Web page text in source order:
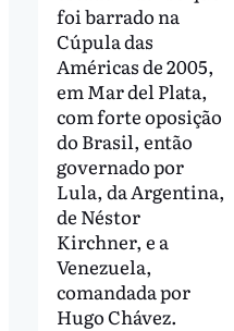
foi barrado na
Cúpula das
Américas de 2005,
em Mar del Plata,
com forte oposição
do Brasil, então
governado por
Lula, da Argentina,
de Néstor
Kirchner, e a
Venezuela,
comandada por
Hugo Chávez.